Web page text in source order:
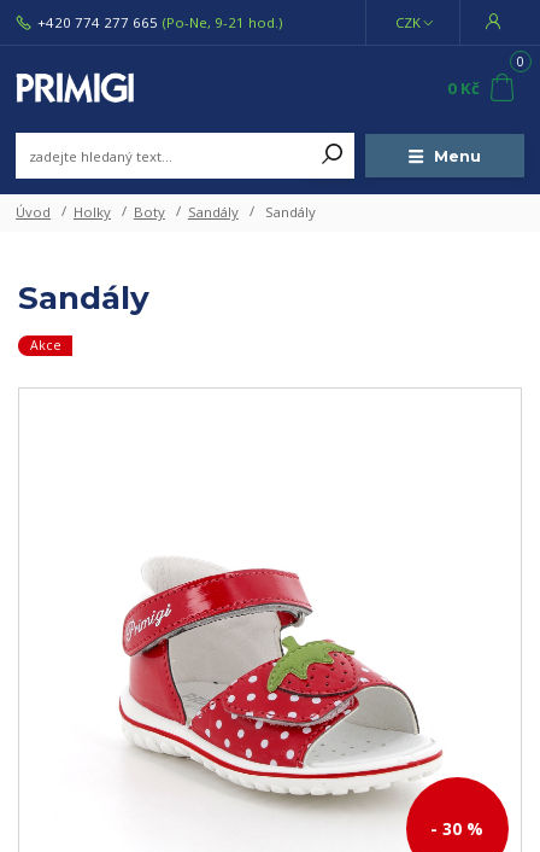
Menu
CZK
+420 774 277 665 (Po-Ne, 9-21 hod.)
0
0 Kč
Úvod Holky Boty Sandály Sandály
Sandály
Akce
- 30 %